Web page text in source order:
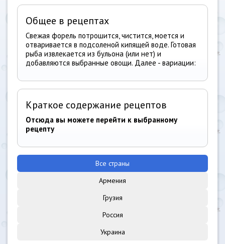
Общее в рецептах
Свежая форель потрошится, чистится, моется и
отваривается в подсоленой кипящей воде. Готовая
рыба извлекается из бульона (или нет) и
добавляются выбранные овощи. Далее - вариации:
Краткое содержание рецептов
Отсюда вы можете перейти к выбранному
рецепту
Все страны
Армения
Грузия
Россия
Украина